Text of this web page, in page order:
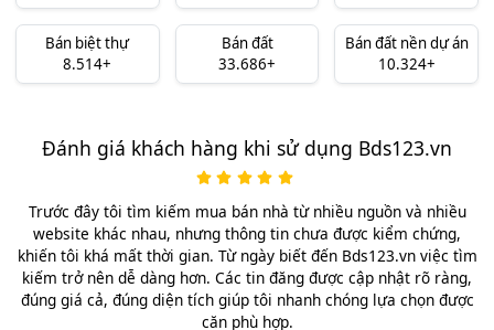
Bán biệt thự
8.514+
Bán đất
33.686+
Bán đất nền dự án
10.324+
Đánh giá khách hàng khi sử dụng Bds123.vn
Trước đây tôi tìm kiếm mua bán nhà từ nhiều nguồn và nhiều
website khác nhau, nhưng thông tin chưa được kiểm chứng,
khiến tôi khá mất thời gian. Từ ngày biết đến Bds123.vn việc tìm
kiếm trở nên dễ dàng hơn. Các tin đăng được cập nhật rõ ràng,
đúng giá cả, đúng diện tích giúp tôi nhanh chóng lựa chọn được
căn phù hợp.